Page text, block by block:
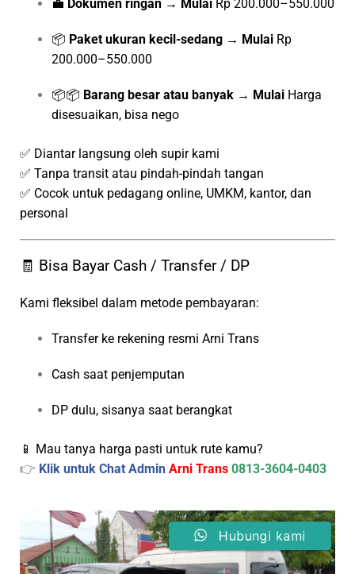
💼 Dokumen ringan → Mulai Rp 200.000–550.000
📦 Paket ukuran kecil-sedang → Mulai Rp
200.000–550.000
📦📦 Barang besar atau banyak → Mulai Harga
disesuaikan, bisa nego
✅ Diantar langsung oleh supir kami
✅ Tanpa transit atau pindah-pindah tangan
✅ Cocok untuk pedagang online, UMKM, kantor, dan
personal
🧾 Bisa Bayar Cash / Transfer / DP
Kami fleksibel dalam metode pembayaran:
Transfer ke rekening resmi Arni Trans
Cash saat penjemputan
DP dulu, sisanya saat berangkat
📱 Mau tanya harga pasti untuk rute kamu?
👉 Klik untuk Chat Admin Arni Trans 0813-3604-0403
Hubungi kami